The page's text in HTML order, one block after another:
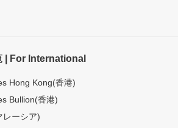
| For International
Hong Kong(香港)
Bullion(香港)
レーシア)